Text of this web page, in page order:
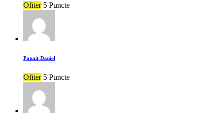
Ofiter 5 Puncte
Panait Daniel
Ofiter 5 Puncte